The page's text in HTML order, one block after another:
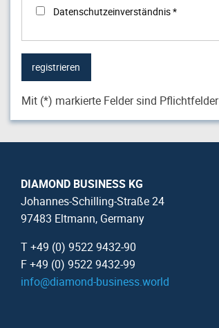
Datenschutzeinverständnis*
Mit (*) markierte Felder sind Pflichtfelder
DIAMOND BUSINESS KG
Johannes-Schilling-Straße 24
97483 Eltmann, Germany
T +49 (0) 9522 9432-90
F +49 (0) 9522 9432-99
info@diamond-business.world